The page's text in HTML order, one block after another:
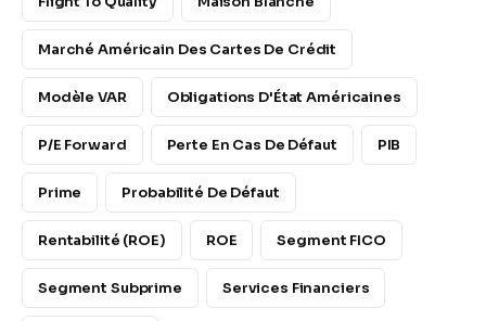
Marché Américain Des Cartes De Crédit
Modèle VAR Obligations D'État Américaines
P/E Forward Perte En Cas De Défaut PIB
Prime Probabilité De Défaut
Rentabilité (ROE) ROE Segment FICO
Segment Subprime Services Financiers